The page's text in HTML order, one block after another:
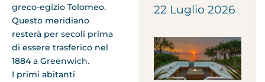
greco-egizio Tolomeo.
Questo meridiano
resterà per secoli prima
di essere trasferico nel
1884 a Greenwich.
I primi abitanti
22 Luglio 2026